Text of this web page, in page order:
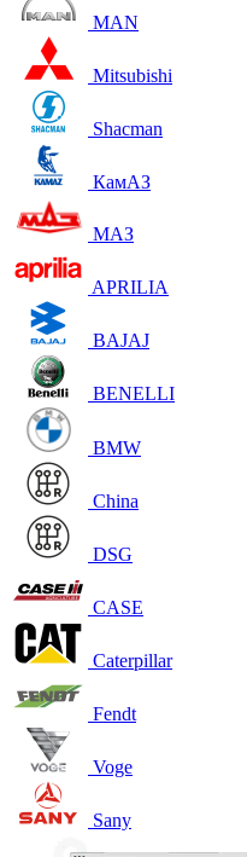
MAN
Mitsubishi
Shacman
КамАЗ
МАЗ
APRILIA
BAJAJ
BENELLI
BMW
China
DSG
CASE
Caterpillar
Fendt
Voge
Sany